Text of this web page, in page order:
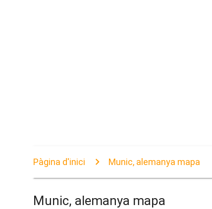
Pàgina d'inici Munic, alemanya mapa
Munic, alemanya mapa